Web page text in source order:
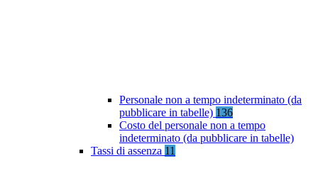
Personale non a tempo indeterminato (da
pubblicare in tabelle) 136
Costo del personale non a tempo
indeterminato (da pubblicare in tabelle)
Tassi di assenza 11